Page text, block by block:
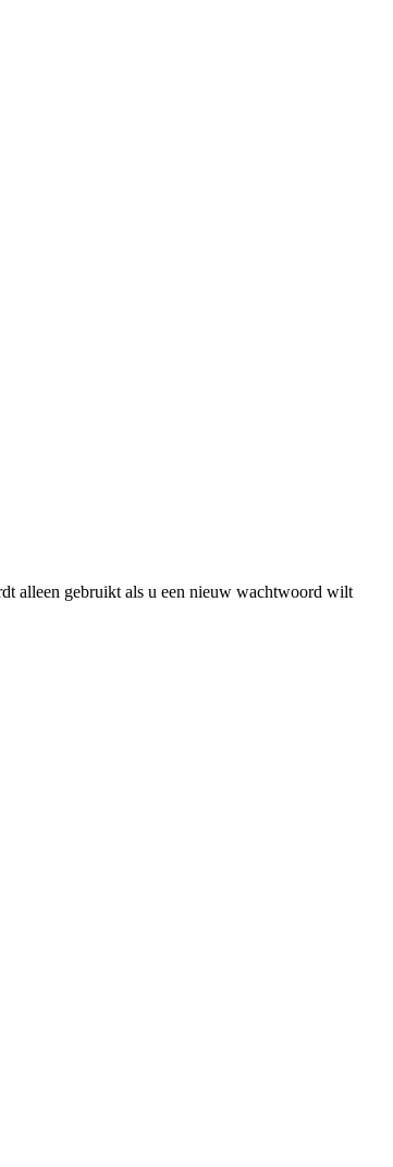
alleen gebruikt als u een nieuw wachtwoord wilt